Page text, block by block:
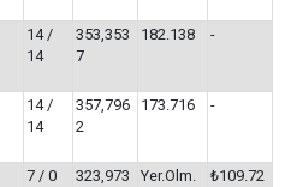
14 /
14
353,353
7
182.138 -
14 /
14
357,796
2
173.716 -
7 / 0
323,973
Yer.Olm.
₺109.72